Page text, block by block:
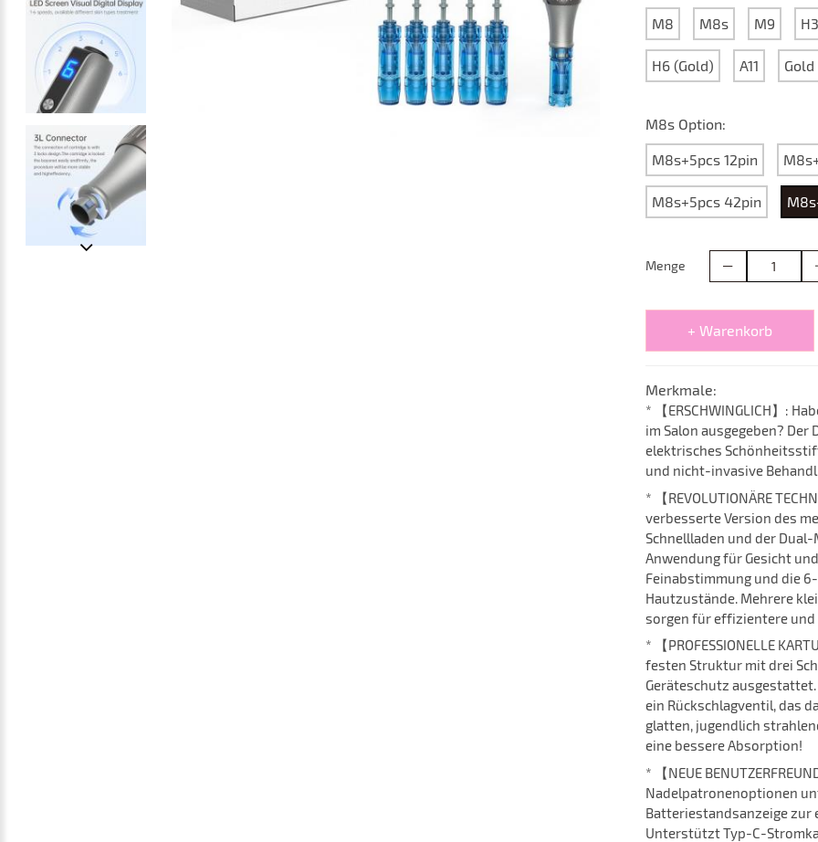
M8 M8s M9 H3
H6 (Gold) A11
M8s Option:
M8s+5pcs 12pin
M8s+5pcs 42pin
Menge
+ Warenkorb
Merkmale:
* 【ERSCHWINGLICH】:
im Salon ausgegeben?
elektrisches
und nicht-invasive
* 【REVOLUTIONÄRE
verbesserte Version des
Schnellladen und der
Anwendung für Gesicht
Feinabstimmung und die
Hautzustände. Mehrere
sorgen für effizientere
* 【PROFESSIONELLE
festen Struktur mit drei
Geräteschutz
ein Rückschlagventil, das
glatten, jugendlich
eine bessere Absorption!
* 【NEUE
Nadelpatronenoptionen
Batteriestandsanzeige zur
Unterstützt Typ-C-